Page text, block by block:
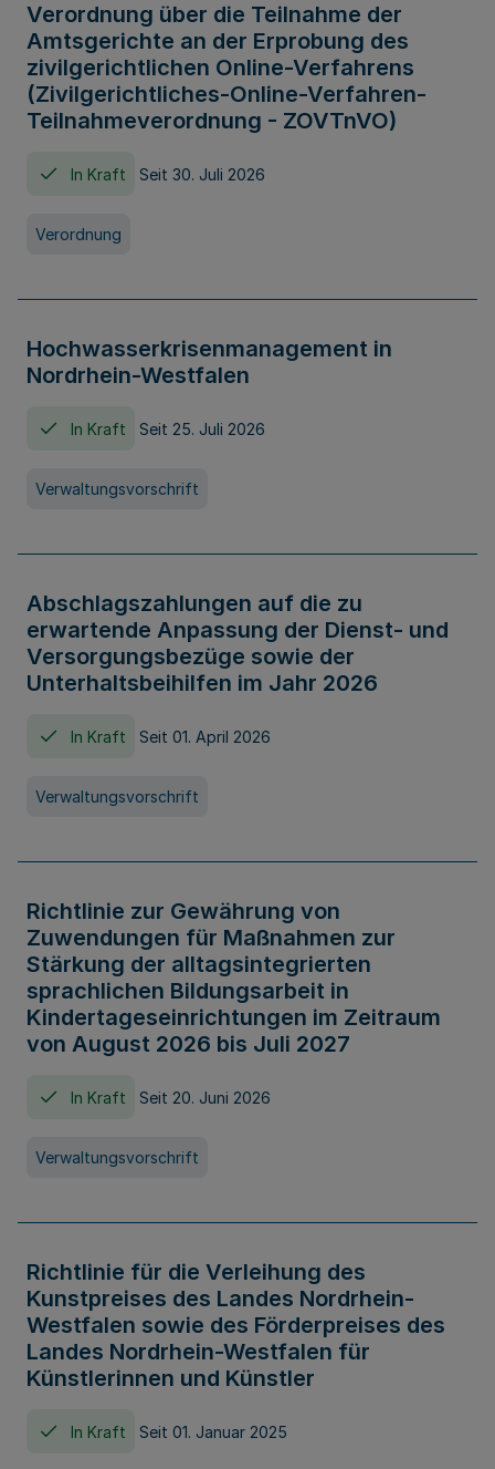
Verordnung über die Teilnahme der
Amtsgerichte an der Erprobung des
zivilgerichtlichen Online-Verfahrens
(Zivilgerichtliches-Online-Verfahren-
Teilnahmeverordnung - ZOVTnVO)
In Kraft Seit 30. Juli 2026
Verordnung
Hochwasserkrisenmanagement in
Nordrhein-Westfalen
In Kraft Seit 25. Juli 2026
Verwaltungsvorschrift
Abschlagszahlungen auf die zu
erwartende Anpassung der Dienst- und
Versorgungsbezüge sowie der
Unterhaltsbeihilfen im Jahr 2026
In Kraft Seit 01. April 2026
Verwaltungsvorschrift
Richtlinie zur Gewährung von
Zuwendungen für Maßnahmen zur
Stärkung der alltagsintegrierten
sprachlichen Bildungsarbeit in
Kindertageseinrichtungen im Zeitraum
von August 2026 bis Juli 2027
In Kraft Seit 20. Juni 2026
Verwaltungsvorschrift
Richtlinie für die Verleihung des
Kunstpreises des Landes Nordrhein-
Westfalen sowie des Förderpreises des
Landes Nordrhein-Westfalen für
Künstlerinnen und Künstler
In Kraft Seit 01. Januar 2025